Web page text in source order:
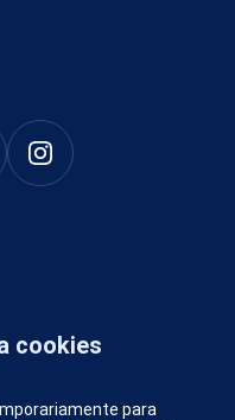
2529
113
cookies
para